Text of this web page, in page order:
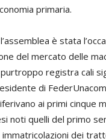
primaria.
è stata
del mercato delle
registra cali
di
ai primi cinque
noti quelli del primo
immatricolazioni dei